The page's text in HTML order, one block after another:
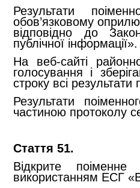
Результати
обов’язковому
відповідно до
публічної інформації».
На веб-сайті
голосування і
строку всі
Результати
частиною протоколу
Стаття 51.
Відкрите
використанням ЕСГ